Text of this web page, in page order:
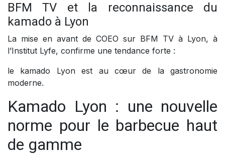
BFM TV et la reconnaissance du
kamado à Lyon
La mise en avant de COEO sur BFM TV à Lyon, à
l’Institut Lyfe, confirme une tendance forte :
le kamado Lyon est au cœur de la gastronomie
moderne.
Kamado Lyon : une nouvelle
norme pour le barbecue haut
de gamme